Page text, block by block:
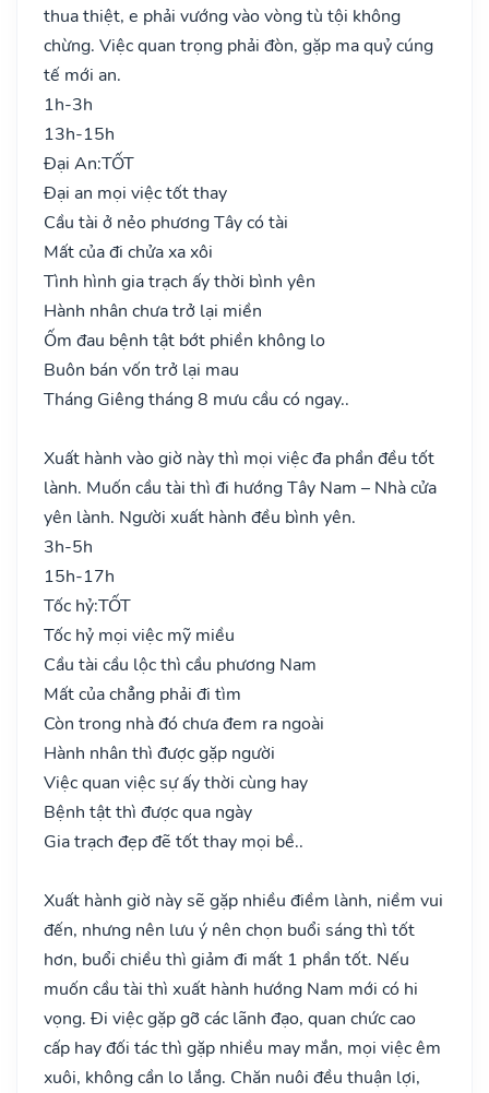
thua thiệt, e phải vướng vào vòng tù tội không
chừng. Việc quan trọng phải đòn, gặp ma quỷ cúng
tế mới an.
1h-3h
13h-15h
Đại An:TỐT
Đại an mọi việc tốt thay
Cầu tài ở nẻo phương Tây có tài
Mất của đi chửa xa xôi
Tình hình gia trạch ấy thời bình yên
Hành nhân chưa trở lại miền
Ốm đau bệnh tật bớt phiền không lo
Buôn bán vốn trở lại mau
Tháng Giêng tháng 8 mưu cầu có ngay..
Xuất hành vào giờ này thì mọi việc đa phần đều tốt
lành. Muốn cầu tài thì đi hướng Tây Nam – Nhà cửa
yên lành. Người xuất hành đều bình yên.
3h-5h
15h-17h
Tốc hỷ:TỐT
Tốc hỷ mọi việc mỹ miều
Cầu tài cầu lộc thì cầu phương Nam
Mất của chẳng phải đi tìm
Còn trong nhà đó chưa đem ra ngoài
Hành nhân thì được gặp người
Việc quan việc sự ấy thời cùng hay
Bệnh tật thì được qua ngày
Gia trạch đẹp đẽ tốt thay mọi bề..
Xuất hành giờ này sẽ gặp nhiều điềm lành, niềm vui
đến, nhưng nên lưu ý nên chọn buổi sáng thì tốt
hơn, buổi chiều thì giảm đi mất 1 phần tốt. Nếu
muốn cầu tài thì xuất hành hướng Nam mới có hi
vọng. Đi việc gặp gỡ các lãnh đạo, quan chức cao
cấp hay đối tác thì gặp nhiều may mắn, mọi việc êm
xuôi, không cần lo lắng. Chăn nuôi đều thuận lợi,